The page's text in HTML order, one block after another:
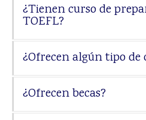
¿Tienen curso de
TOEFL?
¿Ofrecen algún tipo de
¿Ofrecen becas?